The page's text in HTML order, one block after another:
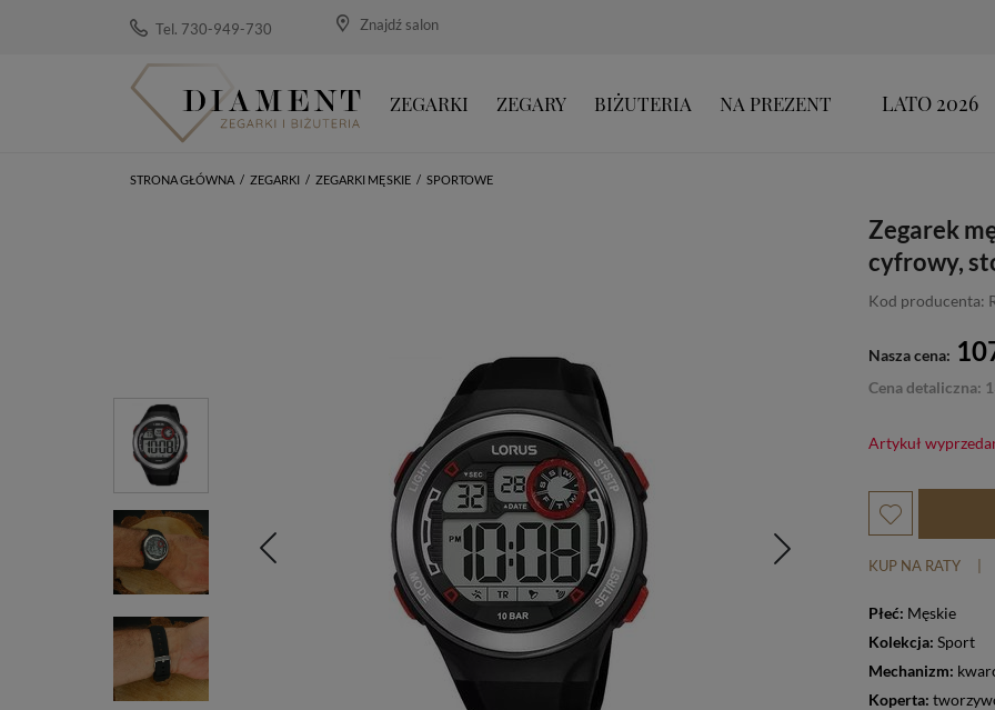
Tel. 730-949-730 Znajdź salon
ZEGARKI ZEGARY BIŻUTERIA NA PREZENT LATO 2026
STRONA GŁÓWNA / ZEGARKI / ZEGARKI MĘSKIE / SPORTOWE
Zegarek
cyfrowy,
Kod producenta:
Nasza cena:
Cena detaliczna:
Artykuł
KUP NA RATY
Płeć: Męskie
Kolekcja: Sport
Mechanizm:
Koperta: